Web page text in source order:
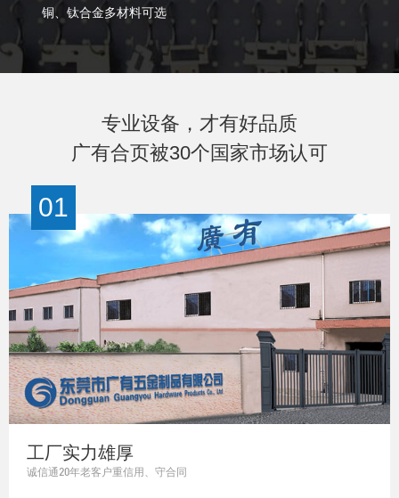
铜、钛合金多材料可选
专业设备，才有好品质
广有合页被30个国家市场认可
01
工厂实力雄厚
诚信通20年老客户重信用、守合同